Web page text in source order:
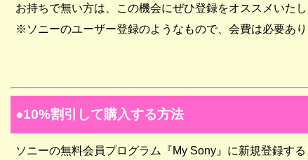
お持ちで無い方は、この機会にぜひ登録をオススメいたし
※ソニーのユーザー登録のようなもので、会費は必要あり
10%割引して購入する方法
ソニーの無料会員プログラム『My Sony』に新規登録する